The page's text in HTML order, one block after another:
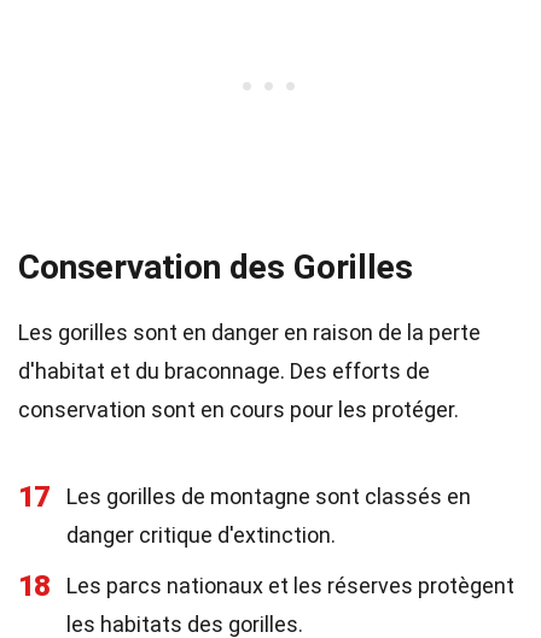
Conservation des Gorilles
Les gorilles sont en danger en raison de la perte
d'habitat et du braconnage. Des efforts de
conservation sont en cours pour les protéger.
17
Les gorilles de montagne sont classés en
danger critique d'extinction.
18
Les parcs nationaux et les réserves protègent
les habitats des gorilles.